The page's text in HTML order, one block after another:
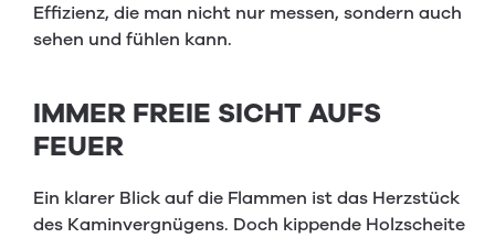
Effizienz, die man nicht nur messen, sondern auch
sehen und fühlen kann.
IMMER FREIE SICHT AUFS
FEUER
Ein klarer Blick auf die Flammen ist das Herzstück
des Kaminvergnügens. Doch kippende Holzscheite